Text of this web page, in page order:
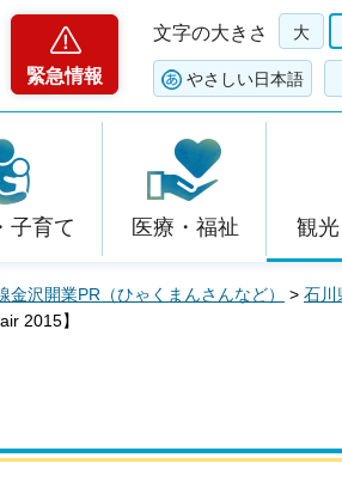
緊急情報
文字の大きさ 大
やさしい日本語
子育て 医療・福祉 観
金沢開業PR（ひゃくまんさんなど） > 石川
2015】